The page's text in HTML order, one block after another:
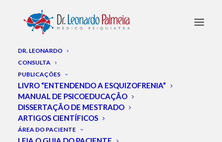
DR. LEONARDO
CONSULTA
PUBLICAÇÕES
LIVRO “ENTENDENDO A ESQUIZOFRENIA”
MANUAL DE PSICOEDUCAÇÃO
DISSERTAÇÃO DE MESTRADO
ARTIGOS CIENTÍFICOS
ÁREA DO PACIENTE
Notícias